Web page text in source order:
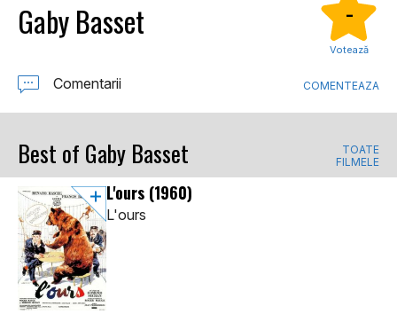
Gaby Basset -
Votează
Comentarii COMENTEAZA
Best of Gaby Basset
TOATE
FILMELE
L'ours (1960)
L'ours